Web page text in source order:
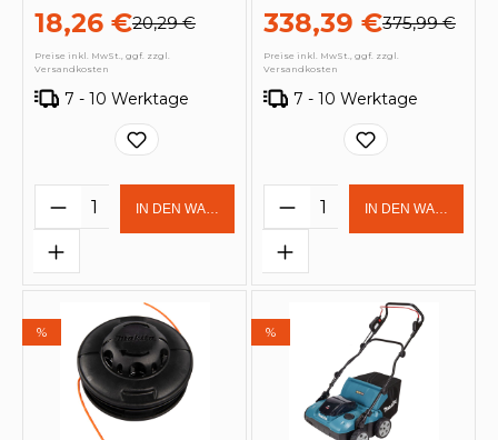
18,26 €20,29 €
Preise inkl. MwSt., ggf. zzgl.
Versandkosten
7 - 10 Werktage
Produkt Anzahl: Gib den
IN DEN WARENKORB
338,39 €375,99 €
Preise inkl. MwSt., ggf. zzgl.
Versandkosten
7 - 10 Werktage
Produkt Anzahl:
IN DEN
% %